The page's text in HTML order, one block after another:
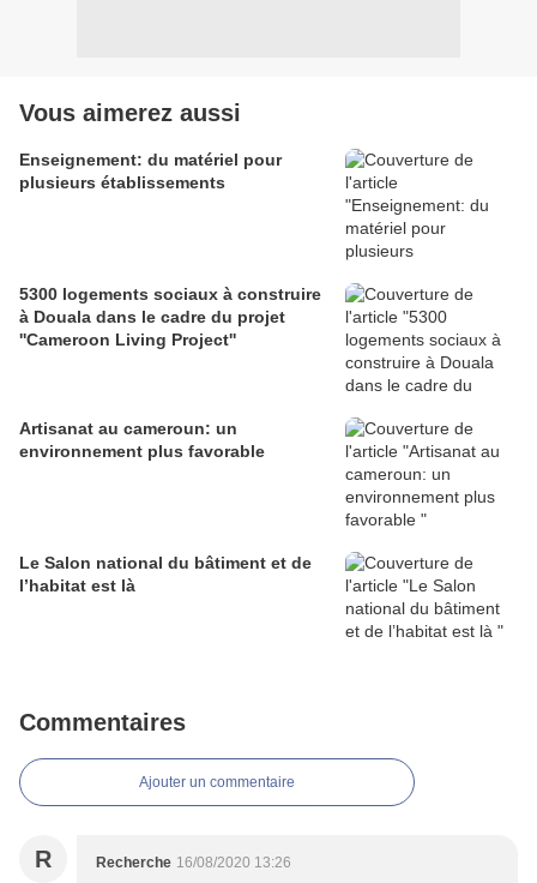
Vous aimerez aussi
Enseignement: du matériel pour
plusieurs établissements
5300 logements sociaux à construire
à Douala dans le cadre du projet
''Cameroon Living Project''
Artisanat au cameroun: un
environnement plus favorable
Le Salon national du bâtiment et de
l’habitat est là
Commentaires
Ajouter un commentaire
R Recherche 16/08/2020 13:26